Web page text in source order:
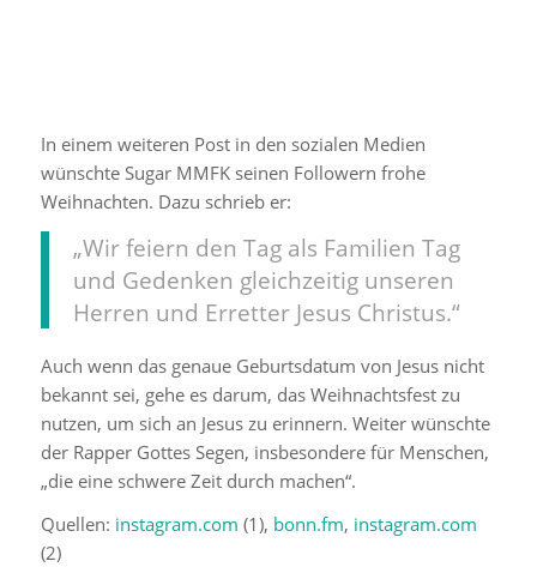
In einem weiteren Post in den sozialen Medien
wünschte Sugar MMFK seinen Followern frohe
Weihnachten. Dazu schrieb er:
„Wir feiern den Tag als Familien Tag
und Gedenken gleichzeitig unseren
Herren und Erretter Jesus Christus.“
Auch wenn das genaue Geburtsdatum von Jesus nicht
bekannt sei, gehe es darum, das Weihnachtsfest zu
nutzen, um sich an Jesus zu erinnern. Weiter wünschte
der Rapper Gottes Segen, insbesondere für Menschen,
„die eine schwere Zeit durch machen“.
Quellen: instagram.com (1), bonn.fm, instagram.com
(2)